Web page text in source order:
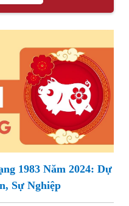
1983 Năm 2024: Dự
Sự Nghiệp